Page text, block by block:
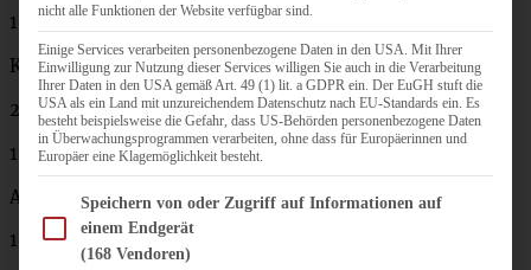
1 TL Zimt
Kuchenteig:
250 g weiche Butter
125 g Zucker
Abgeriebene Schale einer halben Bio-Orange
100 g Marzipan-Rohmasse
nicht alle Funktionen der Website verfügbar sind.
Einige Services verarbeiten personenbezogene Daten in den USA. Mit Ihrer
Einwilligung zur Nutzung dieser Services willigen Sie auch in die Verarbeitung
Ihrer Daten in den USA gemäß Art. 49 (1) lit. a GDPR ein. Der EuGH stuft die
USA als ein Land mit unzureichendem Datenschutz nach EU-Standards ein. Es
besteht beispielsweise die Gefahr, dass US-Behörden personenbezogene Daten
in Überwachungsprogrammen verarbeiten, ohne dass für Europäerinnen und
Europäer eine Klagemöglichkeit besteht.
Im Folgenden finden Sie eine Liste der Zwecke des IAB Transparency and Consent
Speichern von oder Zugriff auf Informationen auf
einem Endgerät
(168 Vendoren)